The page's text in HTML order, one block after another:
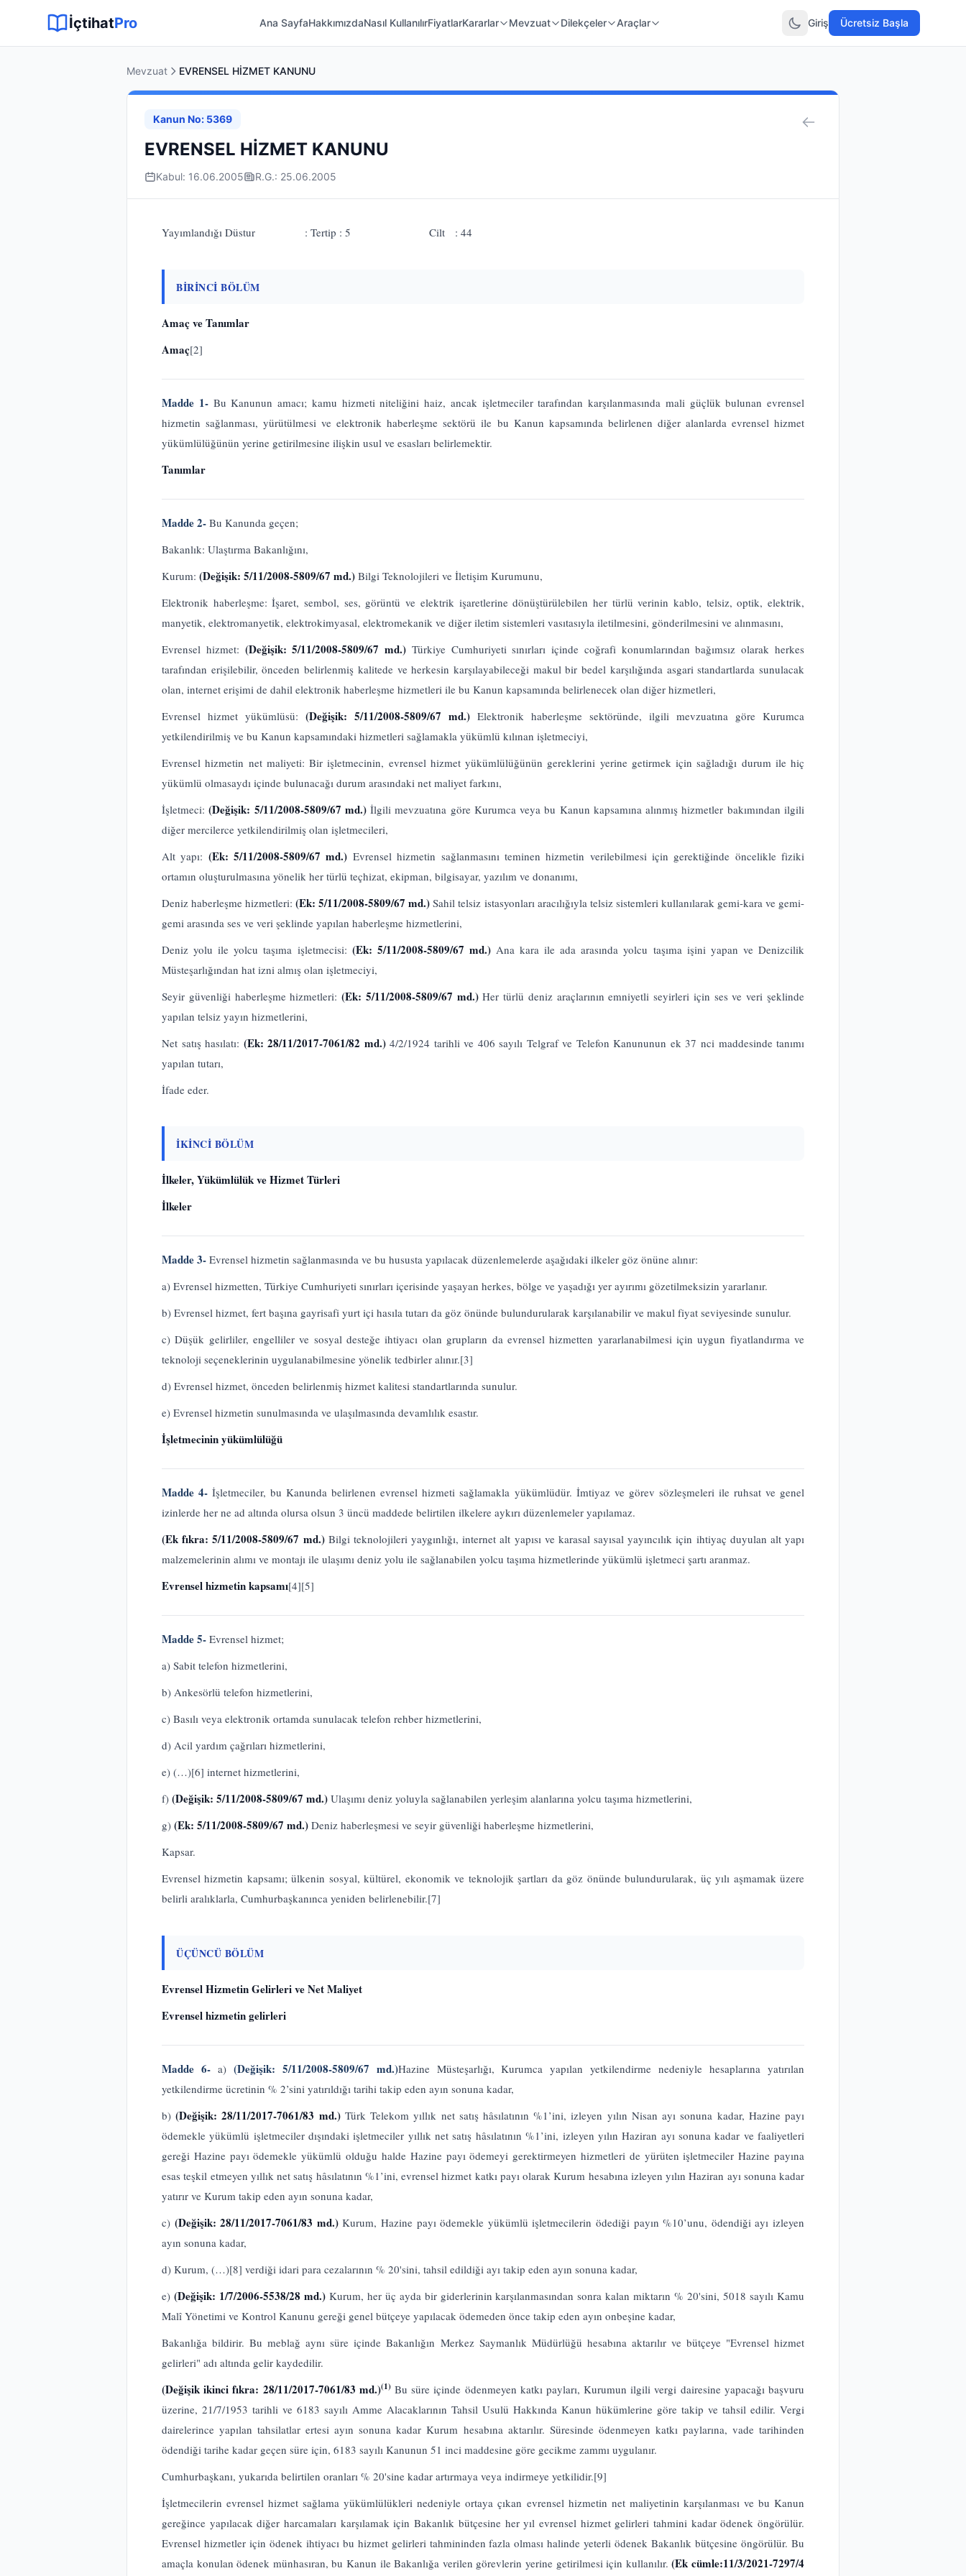
İçtihatPro Ana SayfaHakkımızdaNasıl KullanılırFiyatlarKararlar Mevzuat Dilekçeler Araçlar Giriş Ücretsiz Başla
Mevzuat EVRENSEL HİZMET KANUNU
Kanun No: 5369
EVRENSEL HİZMET KANUNU
Kabul: 16.06.2005 R.G.: 25.06.2005
Yayımlandığı Düstur : Tertip : 5 Cilt : 44
BİRİNCİ BÖLÜM
Amaç ve Tanımlar
Amaç[2]
Madde 1-Bu Kanunun amacı; kamu hizmeti niteliğini haiz, ancak işletmeciler tarafından karşılanmasında mali güçlük bulunan evrensel
hizmetin sağlanması, yürütülmesi ve elektronik haberleşme sektörü ile bu Kanun kapsamında belirlenen diğer alanlarda evrensel hizmet
yükümlülüğünün yerine getirilmesine ilişkin usul ve esasları belirlemektir.
Tanımlar
Madde 2- Bu Kanunda geçen;
Bakanlık: Ulaştırma Bakanlığını,
Kurum: (Değişik: 5/11/2008-5809/67 md.) Bilgi Teknolojileri ve İletişim Kurumunu,
Elektronik haberleşme: İşaret, sembol, ses, görüntü ve elektrik işaretlerine dönüştürülebilen her türlü verinin kablo, telsiz, optik, elektrik,
manyetik, elektromanyetik, elektrokimyasal, elektromekanik ve diğer iletim sistemleri vasıtasıyla iletilmesini, gönderilmesini ve alınmasını,
Evrensel hizmet: (Değişik: 5/11/2008-5809/67 md.) Türkiye Cumhuriyeti sınırları içinde coğrafi konumlarından bağımsız olarak herkes
tarafından erişilebilir, önceden belirlenmiş kalitede ve herkesin karşılayabileceği makul bir bedel karşılığında asgari standartlarda sunulacak
olan, internet erişimi de dahil elektronik haberleşme hizmetleri ile bu Kanun kapsamında belirlenecek olan diğer hizmetleri,
Evrensel hizmet yükümlüsü: (Değişik: 5/11/2008-5809/67 md.) Elektronik haberleşme sektöründe, ilgili mevzuatına göre Kurumca
yetkilendirilmiş ve bu Kanun kapsamındaki hizmetleri sağlamakla yükümlü kılınan işletmeciyi,
Evrensel hizmetin net maliyeti: Bir işletmecinin, evrensel hizmet yükümlülüğünün gereklerini yerine getirmek için sağladığı durum ile hiç
yükümlü olmasaydı içinde bulunacağı durum arasındaki net maliyet farkını,
İşletmeci:(Değişik: 5/11/2008-5809/67 md.)İlgili mevzuatına göre Kurumca veya bu Kanun kapsamına alınmış hizmetler bakımından ilgili
diğer mercilerce yetkilendirilmiş olan işletmecileri,
Alt yapı: (Ek: 5/11/2008-5809/67 md.) Evrensel hizmetin sağlanmasını teminen hizmetin verilebilmesi için gerektiğinde öncelikle fiziki
ortamın oluşturulmasına yönelik her türlü teçhizat, ekipman, bilgisayar, yazılım ve donanımı,
Deniz haberleşme hizmetleri:(Ek: 5/11/2008-5809/67 md.)Sahil telsiz istasyonları aracılığıyla telsiz sistemleri kullanılarak gemi-kara ve gemi-
gemi arasında ses ve veri şeklinde yapılan haberleşme hizmetlerini,
Deniz yolu ile yolcu taşıma işletmecisi: (Ek: 5/11/2008-5809/67 md.) Ana kara ile ada arasında yolcu taşıma işini yapan ve Denizcilik
Müsteşarlığından hat izni almış olan işletmeciyi,
Seyir güvenliği haberleşme hizmetleri:(Ek: 5/11/2008-5809/67 md.)Her türlü deniz araçlarının emniyetli seyirleri için ses ve veri şeklinde
yapılan telsiz yayın hizmetlerini,
Net satış hasılatı: (Ek: 28/11/2017-7061/82 md.)4/2/1924 tarihli ve 406 sayılı Telgraf ve Telefon Kanununun ek 37 nci maddesinde tanımı
yapılan tutarı,
İfade eder.
İKİNCİ BÖLÜM
İlkeler, Yükümlülük ve Hizmet Türleri
İlkeler
Madde 3- Evrensel hizmetin sağlanmasında ve bu hususta yapılacak düzenlemelerde aşağıdaki ilkeler göz önüne alınır:
a) Evrensel hizmetten, Türkiye Cumhuriyeti sınırları içerisinde yaşayan herkes, bölge ve yaşadığı yer ayırımı gözetilmeksizin yararlanır.
b) Evrensel hizmet, fert başına gayrisafi yurt içi hasıla tutarı da göz önünde bulundurularak karşılanabilir ve makul fiyat seviyesinde sunulur.
c) Düşük gelirliler, engelliler ve sosyal desteğe ihtiyacı olan grupların da evrensel hizmetten yararlanabilmesi için uygun fiyatlandırma ve
teknoloji seçeneklerinin uygulanabilmesine yönelik tedbirler alınır.[3]
d) Evrensel hizmet, önceden belirlenmiş hizmet kalitesi standartlarında sunulur.
e) Evrensel hizmetin sunulmasında ve ulaşılmasında devamlılık esastır.
İşletmecinin yükümlülüğü
Madde 4- İşletmeciler, bu Kanunda belirlenen evrensel hizmeti sağlamakla yükümlüdür. İmtiyaz ve görev sözleşmeleri ile ruhsat ve genel
izinlerde her ne ad altında olursa olsun 3 üncü maddede belirtilen ilkelere aykırı düzenlemeler yapılamaz.
(Ek fıkra: 5/11/2008-5809/67 md.) Bilgi teknolojileri yaygınlığı, internet alt yapısı ve karasal sayısal yayıncılık için ihtiyaç duyulan alt yapı
malzemelerinin alımı ve montajı ile ulaşımı deniz yolu ile sağlanabilen yolcu taşıma hizmetlerinde yükümlü işletmeci şartı aranmaz.
Evrensel hizmetin kapsamı[4][5]
Madde 5- Evrensel hizmet;
a) Sabit telefon hizmetlerini,
b) Ankesörlü telefon hizmetlerini,
c) Basılı veya elektronik ortamda sunulacak telefon rehber hizmetlerini,
d) Acil yardım çağrıları hizmetlerini,
e) (…)[6] internet hizmetlerini,
f) (Değişik: 5/11/2008-5809/67 md.) Ulaşımı deniz yoluyla sağlanabilen yerleşim alanlarına yolcu taşıma hizmetlerini,
g) (Ek: 5/11/2008-5809/67 md.) Deniz haberleşmesi ve seyir güvenliği haberleşme hizmetlerini,
Kapsar.
Evrensel hizmetin kapsamı; ülkenin sosyal, kültürel, ekonomik ve teknolojik şartları da göz önünde bulundurularak, üç yılı aşmamak üzere
belirli aralıklarla, Cumhurbaşkanınca yeniden belirlenebilir.[7]
ÜÇÜNCÜ BÖLÜM
Evrensel Hizmetin Gelirleri ve Net Maliyet
Evrensel hizmetin gelirleri
Madde 6-a) (Değişik: 5/11/2008-5809/67 md.)Hazine Müsteşarlığı, Kurumca yapılan yetkilendirme nedeniyle hesaplarına yatırılan
yetkilendirme ücretinin % 2’sini yatırıldığı tarihi takip eden ayın sonuna kadar,
b)(Değişik: 28/11/2017-7061/83 md.) Türk Telekom yıllık net satış hâsılatının %1’ini, izleyen yılın Nisan ayı sonuna kadar, Hazine payı
ödemekle yükümlü işletmeciler dışındaki işletmeciler yıllık net satış hâsılatının %1’ini, izleyen yılın Haziran ayı sonuna kadar ve faaliyetleri
gereği Hazine payı ödemekle yükümlü olduğu halde Hazine payı ödemeyi gerektirmeyen hizmetleri de yürüten işletmeciler Hazine payına
esas teşkil etmeyen yıllık net satış hâsılatının %1’ini, evrensel hizmet katkı payı olarak Kurum hesabına izleyen yılın Haziran ayı sonuna kadar
yatırır ve Kurum takip eden ayın sonuna kadar,
c) (Değişik: 28/11/2017-7061/83 md.)Kurum, Hazine payı ödemekle yükümlü işletmecilerin ödediği payın %10’unu, ödendiği ayı izleyen
ayın sonuna kadar,
d) Kurum, (…)[8] verdiği idari para cezalarının % 20'sini, tahsil edildiği ayı takip eden ayın sonuna kadar,
e) (Değişik: 1/7/2006-5538/28 md.) Kurum, her üç ayda bir giderlerinin karşılanmasından sonra kalan miktarın % 20'sini, 5018 sayılı Kamu
Malî Yönetimi ve Kontrol Kanunu gereği genel bütçeye yapılacak ödemeden önce takip eden ayın onbeşine kadar,
Bakanlığa bildirir. Bu meblağ aynı süre içinde Bakanlığın Merkez Saymanlık Müdürlüğü hesabına aktarılır ve bütçeye "Evrensel hizmet
gelirleri" adı altında gelir kaydedilir.
(Değişik ikinci fıkra: 28/11/2017-7061/83 md.)(1) Bu süre içinde ödenmeyen katkı payları, Kurumun ilgili vergi dairesine yapacağı başvuru
üzerine, 21/7/1953 tarihli ve 6183 sayılı Amme Alacaklarının Tahsil Usulü Hakkında Kanun hükümlerine göre takip ve tahsil edilir. Vergi
dairelerince yapılan tahsilatlar ertesi ayın sonuna kadar Kurum hesabına aktarılır. Süresinde ödenmeyen katkı paylarına, vade tarihinden
ödendiği tarihe kadar geçen süre için, 6183 sayılı Kanunun 51 inci maddesine göre gecikme zammı uygulanır.
Cumhurbaşkanı, yukarıda belirtilen oranları % 20'sine kadar artırmaya veya indirmeye yetkilidir.[9]
İşletmecilerin evrensel hizmet sağlama yükümlülükleri nedeniyle ortaya çıkan evrensel hizmetin net maliyetinin karşılanması ve bu Kanun
gereğince yapılacak diğer harcamaları karşılamak için Bakanlık bütçesine her yıl evrensel hizmet gelirleri tahmini kadar ödenek öngörülür.
Evrensel hizmetler için ödenek ihtiyacı bu hizmet gelirleri tahmininden fazla olması halinde yeterli ödenek Bakanlık bütçesine öngörülür. Bu
amaçla konulan ödenek münhasıran, bu Kanun ile Bakanlığa verilen görevlerin yerine getirilmesi için kullanılır.(Ek cümle:11/3/2021-7297/4